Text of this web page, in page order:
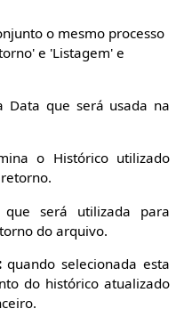
o mesmo processo
e 'Listagem' e
Data que será usada na
o Histórico utilizado
será utilizada para
do arquivo.
quando selecionada esta
do histórico atualizado